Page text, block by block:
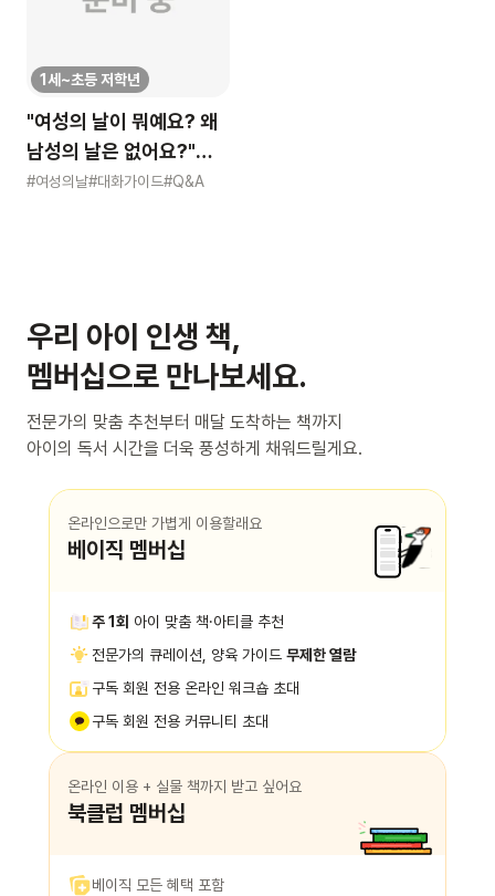
1세~초등 저학년
"여성의 날이 뭐예요? 왜
남성의 날은 없어요?"
묻는 어린이에게 이렇게
#여성의날#대화가이드#Q&A
우리 아이 인생 책,
멤버십으로 만나보세요.
전문가의 맞춤 추천부터 매달 도착하는 책까지
아이의 독서 시간을 더욱 풍성하게 채워드릴게요.
온라인으로만 가볍게 이용할래요
베이직 멤버십
주 1회 아이 맞춤 책·아티클 추천
전문가의 큐레이션, 양육 가이드 무제한 열람
구독 회원 전용 온라인 워크숍 초대
구독 회원 전용 커뮤니티 초대
온라인 이용 + 실물 책까지 받고 싶어요
북클럽 멤버십
베이직 모든 혜택 포함